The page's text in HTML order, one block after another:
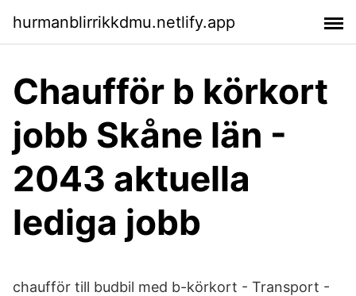
hurmanblirrikkdmu.netlify.app
Chaufför b körkort
jobb Skåne län -
2043 aktuella
lediga jobb
chaufför till budbil med b-körkort - Transport -